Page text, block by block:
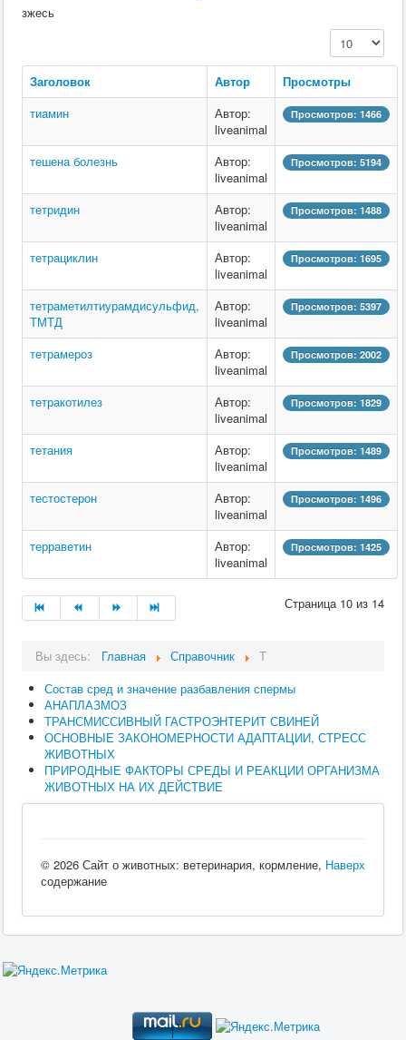
зжесь
Кол-во строк:
Заголовок Автор
Просмотры
тиамин
Автор:
liveanimal
Просмотров: 1466
тешена болезнь
Автор:
liveanimal
Просмотров: 5194
тетридин
Автор:
liveanimal
Просмотров: 1488
тетрациклин
Автор:
liveanimal
Просмотров: 1695
тетраметилтиурамдисульфид,
ТМТД
Автор:
liveanimal
Просмотров: 5397
тетрамероз
Автор:
liveanimal
Просмотров: 2002
тетракотилез
Автор:
liveanimal
Просмотров: 1829
тетания
Автор:
liveanimal
Просмотров: 1489
тестостерон
Автор:
liveanimal
Просмотров: 1496
терраветин
Автор:
liveanimal
Просмотров: 1425
Страница 10 из 14
Вы здесь: Главная Справочник
Т
Состав сред и значение разбавления спермы
АНАПЛАЗМОЗ
ТРАНСМИССИВНЫЙ ГАСТРОЭНТЕРИТ СВИНЕЙ
ОСНОВНЫЕ ЗАКОНОМЕРНОСТИ АДАПТАЦИИ, СТРЕСС
ЖИВОТНЫХ
ПРИРОДНЫЕ ФАКТОРЫ СРЕДЫ И РЕАКЦИИ ОРГАНИЗМА
ЖИВОТНЫХ НА ИХ ДЕЙСТВИЕ
Наверх
© 2026 Сайт о животных: ветеринария, кормление,
содержание